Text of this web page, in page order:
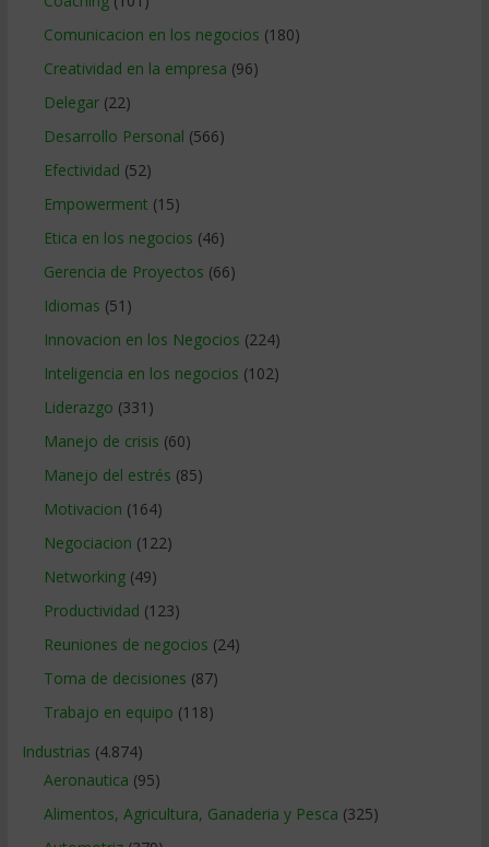
Comunicacion en los negocios (180)
Creatividad en la empresa (96)
Delegar(22)
Desarrollo Personal (566)
Efectividad (52)
Empowerment (15)
Etica en los negocios (46)
Gerencia de Proyectos (66)
Idiomas (51)
Innovacion en los Negocios (224)
Inteligencia en los negocios (102)
Liderazgo (331)
Manejo de crisis (60)
Manejo del estrés (85)
Motivacion (164)
Negociacion (122)
Networking(49)
Productividad (123)
Reuniones de negocios (24)
Toma de decisiones (87)
Trabajo en equipo (118)
Industrias (4.874)
Aeronautica (95)
Alimentos, Agricultura, Ganaderia y Pesca (325)